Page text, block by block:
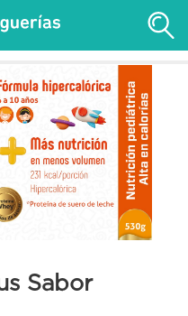
Sabor